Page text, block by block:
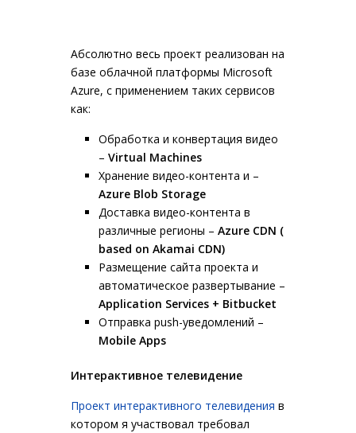
Абсолютно весь проект реализован на
базе облачной платформы Microsoft
Azure, с применением таких сервисов
как:
Обработка и конвертация видео
– Virtual Machines
Хранение видео-контента и –
Azure Blob Storage
Доставка видео-контента в
различные регионы – Azure CDN (
based on Akamai CDN)
Размещение сайта проекта и
автоматическое развертывание –
Application Services + Bitbucket
Отправка push-уведомлений –
Mobile Apps
Интерактивное телевидение
Проект интерактивного телевидения в
котором я участвовал требовал